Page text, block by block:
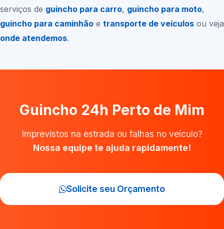
serviços de guincho para carro, guincho para moto,
guincho para caminhão e transporte de veículos ou veja
onde atendemos.
Guincho 24h Perto de Mim
Imprevistos na estrada ou falhas no veículo?
Nossa equipe te ajuda rapidamente!
Solicite seu Orçamento